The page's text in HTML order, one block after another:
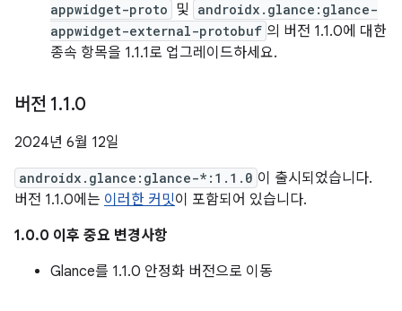
appwidget-proto 및 androidx.glance:glance-
appwidget-external-protobuf 의 버전 1.1.0에 대한
종속 항목을 1.1.1로 업그레이드하세요.
버전 1.1.0
2024년 6월 12일
androidx.glance:glance-*:1.1.0 이 출시되었습니다.
버전 1.1.0에는 이러한 커밋이 포함되어 있습니다.
1.0.0 이후 중요 변경사항
Glance를 1.1.0 안정화 버전으로 이동